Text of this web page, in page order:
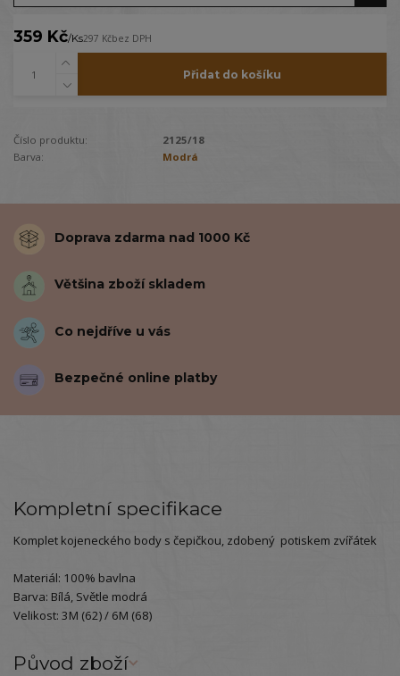
359 Kč/Ks297 Kčbez DPH
Přidat do košíku
Číslo produktu:
2125/18
Barva:
Modrá
Doprava zdarma nad 1000 Kč
Většina zboží skladem
Co nejdříve u vás
Bezpečné online platby
Kompletní specifikace
Komplet kojeneckého body s čepičkou, zdobený potiskem zvířátek
Materiál: 100% bavlna
Barva: Bílá, Světle modrá
Velikost: 3M (62) / 6M (68)
Původ zboží